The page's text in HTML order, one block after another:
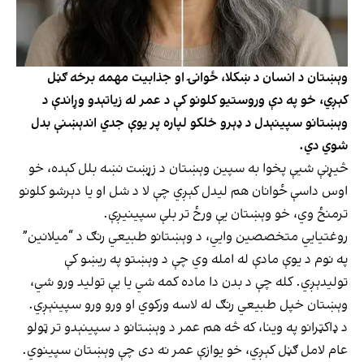
وېښتان د انسان د ښکلا، ځوانۍ او جذابیت مهمه برخه ګڼل
کېږي، خو په دې وروستیو کلونو کې د عمر له زیاتېدو وړاندې د
وېښتانو سپینېدل د ډېرو خلکو لپاره پر یوې جدي اندېښنې بدل
شوي دي.
څیړنې شیې پخوا به سپین وېښتان د زړښت نښه بلل کېده، خو
اوس داسې ځوانان هم لیدل کېږي چې لا د شل او یا دېرشو کلونو
ترمنځ وي، خو وېښتان یې ورځ تر بلې سپینیږې.
روغتیايي متخصصین وایي، د وېښتانو طبیعي رنګ د “میلانین”
په نوم د یوې مادې له امله وي چې د وېښتو په ریښو کې
تولیدېږي. کله چې د بدن دا ماده کمه شي یا یې تولید ورو شي،
وېښتان خپل طبیعي رنګ له لاسه ورکوي او ورو ورو سپینېږي.
د ډاکټرانو په وینا، که څه هم عمر د وېښتانو د سپینېدو تر ټولو
عام لامل ګڼل کېږي، خو یوازې عمر نه دی چې وېښتان سپینوي.